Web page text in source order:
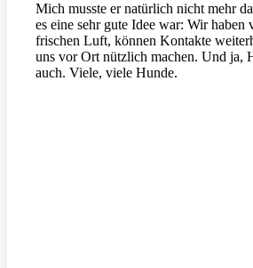
Mich musste er natürlich nicht mehr
es eine sehr gute Idee war: Wir haben
frischen Luft, können Kontakte
uns vor Ort nützlich machen. Und ja,
auch. Viele, viele Hunde.